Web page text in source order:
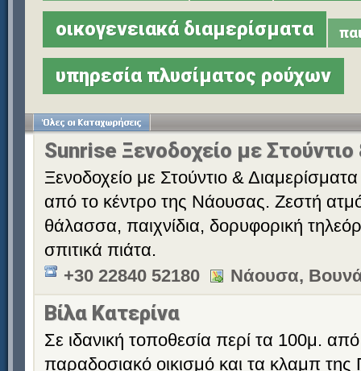
οικογενειακά διαμερίσματα
υπηρεσία πλυσίματος ρούχων
Sunrise Ξενοδοχείο με
Ξενοδοχείο με Στούντιο &
από το κέντρο της Νάουσας. Ζεστή
θάλασσα, παιχνίδια, δορυφορική
σπιτικά πιάτα.
+30 22840 52180
Νάουσα,
Βίλα Κατερίνα
Σε ιδανική τοποθεσία περί τα 100μ.
παραδοσιακό οικισμό και τα κλαμπ της